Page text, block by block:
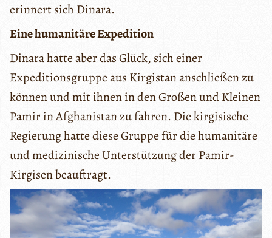
erinnert sich Dinara.
Eine humanitäre Expedition
Dinara hatte aber das Glück, sich einer
Expeditionsgruppe aus Kirgistan anschließen zu
können und mit ihnen in den Großen und Kleinen
Pamir in Afghanistan zu fahren. Die kirgisische
Regierung hatte diese Gruppe für die humanitäre
und medizinische Unterstützung der Pamir-
Kirgisen beauftragt.